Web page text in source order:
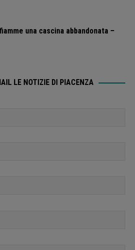
una cascina abbandonata –
LE NOTIZIE DI PIACENZA